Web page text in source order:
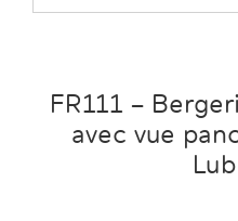
for:
FR111 –
avec vue